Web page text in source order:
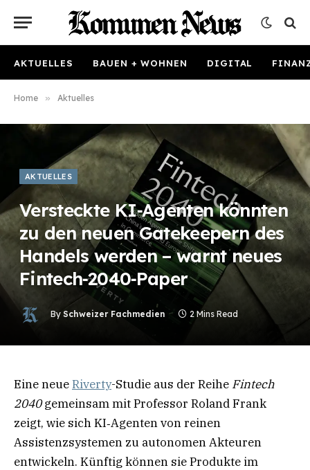
AKTUELLES BAUEN + WOHNEN DIGITAL
Home » Aktuelles
AKTUELLES
Versteckte KI‑Agenten könnten
zu den neuen Gatekeepern des
Handels werden – warnt neues
Fintech‑2040‑Paper
By Schweizer Fachmedien 2 Mins Read
Eine neueRiverty-Studie aus der Reihe Fintech
2040gemeinsam mit Professor Roland Frank
zeigt, wie sich KI‑Agenten von reinen
Assistenzsystemen zu autonomen Akteuren
entwickeln. Künftig können sie Produkte im